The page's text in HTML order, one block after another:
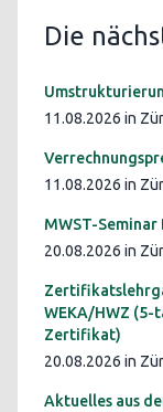
Die
11.08.2026 in
11.08.2026 in
MWST-Seminar
20.08.2026 in
WEKA/HWZ
Zertifikat)
20.08.2026 in
Aktuelles aus